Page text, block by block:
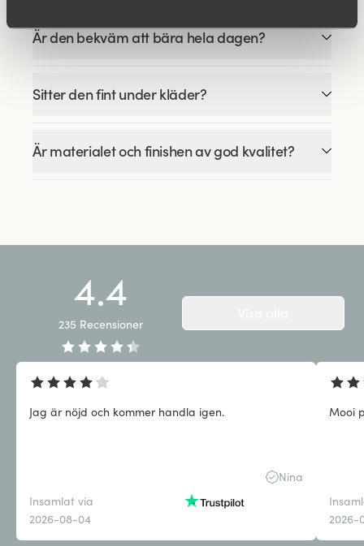
Är den bekväm att bära hela dagen?
Sitter den fint under kläder?
Är materialet och finishen av god kvalitet?
4.4
235 Recensioner
Jag är nöjd och kommer handla igen.
Nina
Insamlat via
2026-08-04
Mooi
2026-